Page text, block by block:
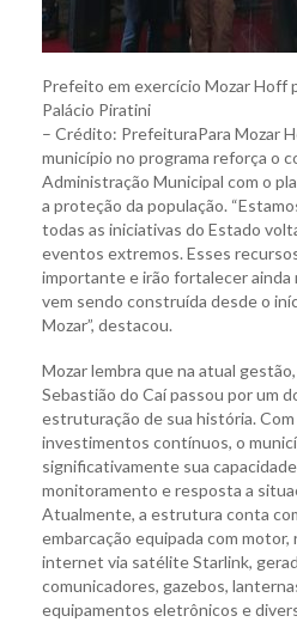
Prefeito em exercício Mozar Hoff
Palácio Piratini
– Crédito: PrefeituraPara Mozar
município no programa reforça o
Administração Municipal com o
a proteção da população.
todas as iniciativas do Estado
eventos extremos. Esses
importante e irão fortalecer ainda
vem sendo construída desde o
Mozar”, destacou.
Mozar lembra que na atual
Sebastião do Caí passou por um
estruturação de sua história.
investimentos contínuos, o
significativamente sua
monitoramento e resposta a
Atualmente, a estrutura conta
embarcação equipada com
internet via satélite Starlink,
comunicadores, gazebos,
equipamentos eletrônicos e